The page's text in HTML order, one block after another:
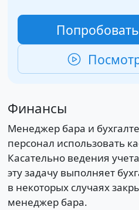
Финансы
Менеджер бара и
персонал использовать
Касательно ведения
эту задачу выполняет
в некоторых случаях
менеджер бара.